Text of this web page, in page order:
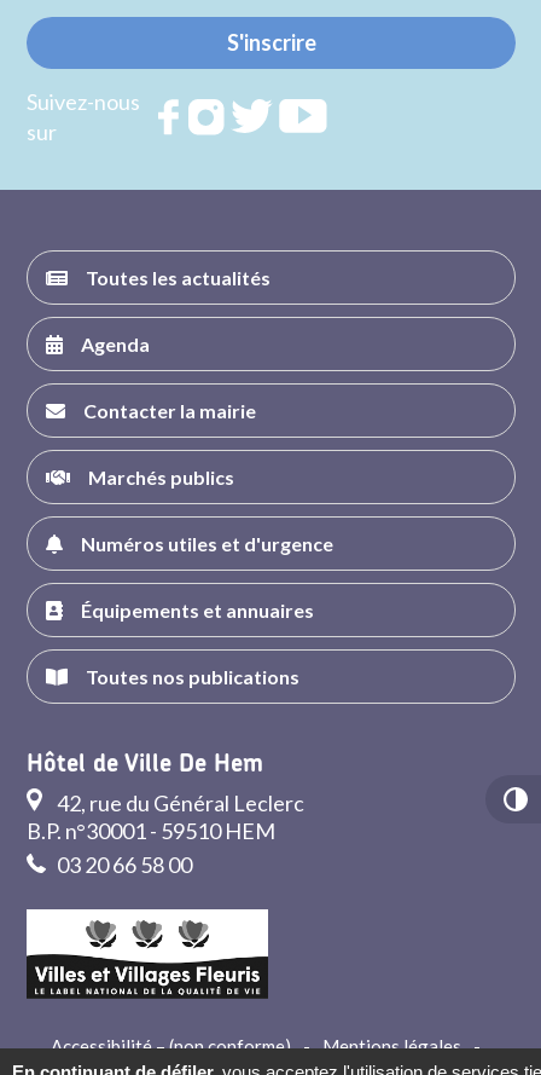
S'inscrire
Suivez-nous
sur
RejoignezRejoignezRejoignez
Toutes les actualités
Agenda
Contacter la mairie
Marchés publics
Numéros utiles et d'urgence
Équipements et annuaires
Toutes nos publications
Hôtel de Ville De Hem
42, rue du Général Leclerc
B.P. n°30001 - 59510 HEM
03 20 66 58 00
Accessibilité – (non conforme) - Mentions légales -
Crédits
- Contact